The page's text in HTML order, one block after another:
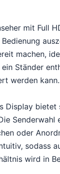
mit Full
machen,
Ständer
werden kann.
Display bietet
oder
sodass
wird in